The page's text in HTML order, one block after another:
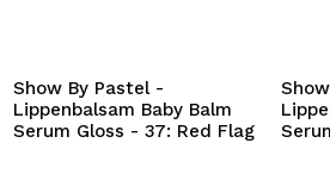
Show By Pastel -
Lippenbalsam Baby Balm
Serum Gloss - 37: Red Flag